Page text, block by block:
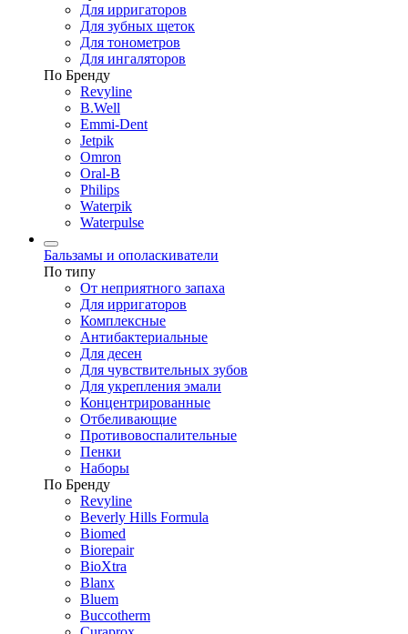
Для ирригаторов
Для зубных щеток
Для тонометров
Для ингаляторов
По Бренду
Revyline
B.Well
Emmi-Dent
Jetpik
Omron
Oral-B
Philips
Waterpik
Waterpulse
Бальзамы и ополаскиватели
По типу
От неприятного запаха
Для ирригаторов
Комплексные
Антибактериальные
Для десен
Для чувствительных зубов
Для укрепления эмали
Концентрированные
Отбеливающие
Противовоспалительные
Пенки
Наборы
По Бренду
Revyline
Beverly Hills Formula
Biomed
Biorepair
BioXtra
Blanx
Bluem
Buccotherm